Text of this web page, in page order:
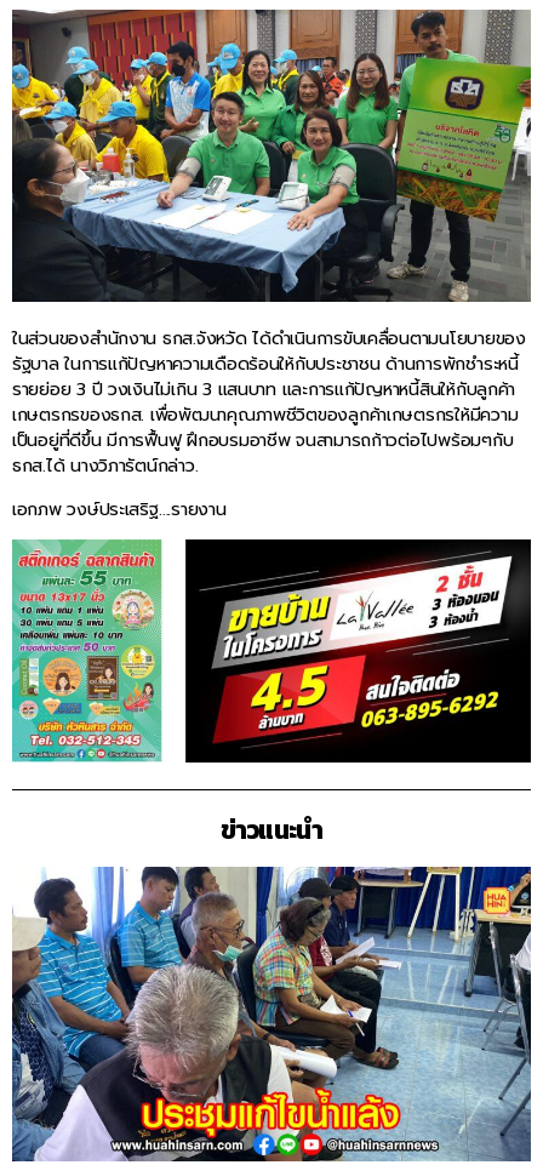
ในส่วนของสำนักงาน ธกส.จังหวัด ได้ดำเนินการขับเคลื่อนตามนโยบายของ
รัฐบาล ในการแก้ปัญหาความเดือดร้อนให้กับประชาชน ด้านการพักชำระหนี้
รายย่อย 3 ปี วงเงินไม่เกิน 3 แสนบาท และการแก้ปัญหาหนี้สินให้กับลูกค้า
เกษตรกรของธกส. เพื่อพัฒนาคุณภาพชีวิตของลูกค้าเกษตรกรให้มีความ
เป็นอยู่ที่ดีขึ้น มีการฟื้นฟู ฝึกอบรมอาชีพ จนสามารถก้าวต่อไปพร้อมๆกับ
ธกส.ได้ นางวิภารัตน์กล่าว.
เอกภพ วงษ์ประเสริฐ….รายงาน
ข่าวแนะนำ